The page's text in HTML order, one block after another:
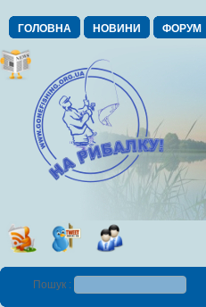
ГОЛОВНА НОВИНИ ФОРУМ
Пошук :